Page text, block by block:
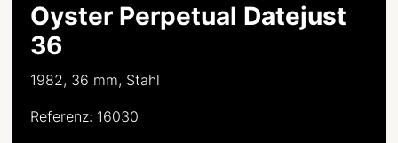
Oyster Perpetual Datejust
36
1982, 36 mm, Stahl
Referenz: 16030